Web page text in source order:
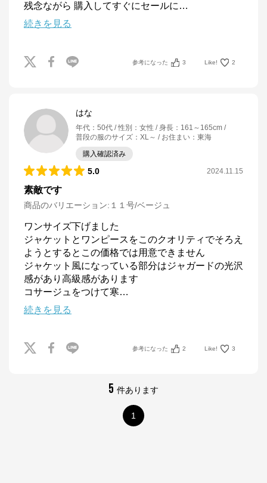
残念ながら 購入してすぐにセールに …
続きを見る
参考になった 3 Like! 2
はな
年代 ： 50代 性別 ： 女性 身長 ： 161～165cm
普段の服のサイズ ： XL～ お住まい ： 東海
購入確認済み
5.0 2024.11.15
素敵です
商品のバリエーション: １１号/ベージュ
ワンサイズ下げました
ジャケットとワンピースをこのクオリティでそろえ
ようとするとこの価格では用意できません
ジャケット風になっている部分はジャガードの光沢
感があり高級感があります
コサージュをつけて寒…
続きを見る
参考になった 2 Like! 3
5 件あります
1